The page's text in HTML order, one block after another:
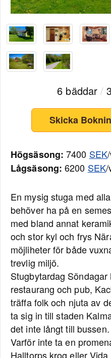
6 bäddar/
Skicka
Högsäsong: 7400 SEK
Lågsäsong: 6200 SEK/
En mysig stuga med
behöver ha på en
med bland annat
och stor kyl och frys
möjliheter för både
trevlig miljö.
Stugbytardag
restaurang och pub,
träffa folk och njuta av
ta sig in till staden
det inte långt till bussen.
Varför inte ta en
Halltorps krog eller